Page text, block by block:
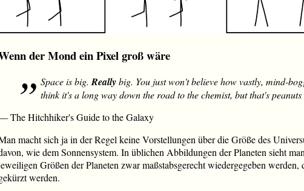
der Mond ein Pixel groß wäre
Space is big. Reallybig. You just won't believe how vastly, mind-
think it's a long way down the road to the chemist, but that's peanuts
The Hitchhiker's Guide to the Galaxy
macht sich ja in der Regel keine Vorstellungen über die Größe des
wie dem Sonnensystem. In üblichen Abbildungen der Planeten sieht
Größen der Planeten zwar maßstabsgerecht wiedergegeben
werden.